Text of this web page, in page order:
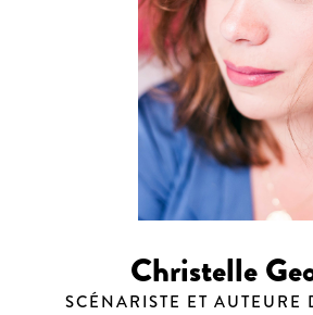
Christelle
SCÉNARISTE ET AUTEURE